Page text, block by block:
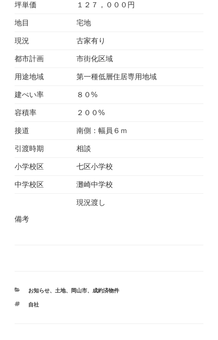
坪単価 １２７，０００円
地目 宅地
現況 古家有り
都市計画 市街化区域
用途地域 第一種低層住居専用地域
建ぺい率 ８０%
容積率 ２００%
接道 南側：幅員６ｍ
引渡時期 相談
小学校区 七区小学校
中学校区 灘崎中学校
備考
現況渡し
カ
ゴ
お知らせ、 土地、 岡山市、 成約済物件
タ
自社